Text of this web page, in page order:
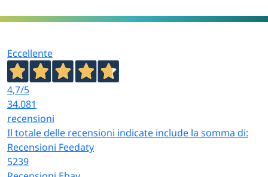
Eccellente
4,7/5
34.081
recensioni
Il totale delle recensioni indicate include la somma di:
Recensioni Feedaty
5239